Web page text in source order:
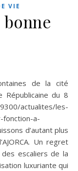
VIE
Républicaine du 8
actualites/les-
a-
d’autant plus
Un regret
escaliers de la
luxuriante qui